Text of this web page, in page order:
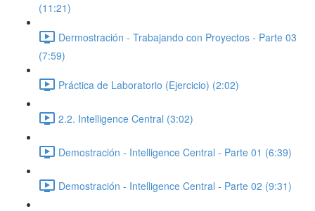
(11:21)
Dermostración - Trabajando con Proyectos - Parte 03
(7:59)
Práctica de Laboratorio (Ejercicio) (2:02)
2.2. Intelligence Central (3:02)
Demostración - Intelligence Central - Parte 01 (6:39)
Demostración - Intelligence Central - Parte 02 (9:31)